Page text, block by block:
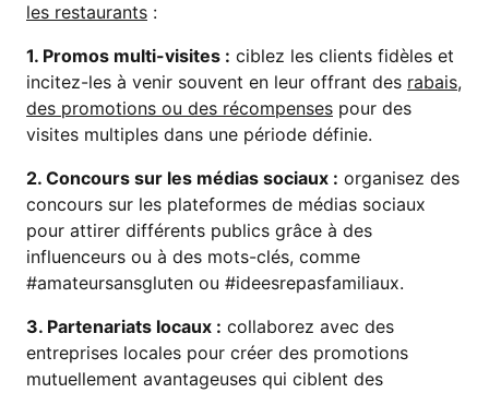
les restaurants :
1. Promos multi-visites : ciblez les clients fidèles et
incitez-les à venir souvent en leur offrant des rabais,
des promotions ou des récompenses pour des
visites multiples dans une période définie.
2. Concours sur les médias sociaux : organisez des
concours sur les plateformes de médias sociaux
pour attirer différents publics grâce à des
influenceurs ou à des mots-clés, comme
#amateursansgluten ou #ideesrepasfamiliaux.
3. Partenariats locaux : collaborez avec des
entreprises locales pour créer des promotions
mutuellement avantageuses qui ciblent des